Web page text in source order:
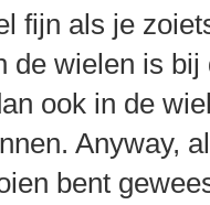
fijn als je
de wielen is
ook in de
Anyway,
bent